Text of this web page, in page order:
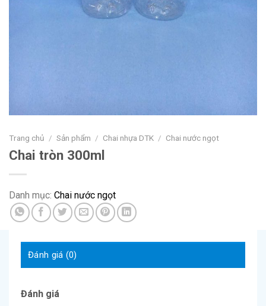
Trang chủ / Sản phẩm / Chai nhựa DTK / Chai nước ngọt
Chai tròn 300ml
Danh mục: Chai nước ngọt
Đánh giá (0)
Đánh giá